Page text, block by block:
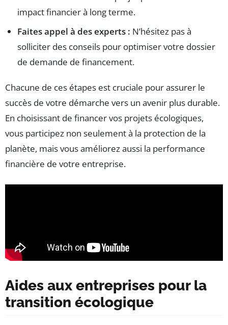
impact financier à long terme.
Faites appel à des experts : N’hésitez pas à
solliciter des conseils pour optimiser votre dossier
de demande de financement.
Chacune de ces étapes est cruciale pour assurer le
succès de votre démarche vers un avenir plus durable.
En choisissant de financer vos projets écologiques,
vous participez non seulement à la protection de la
planète, mais vous améliorez aussi la performance
financière de votre entreprise.
Aides aux entreprises pour la
transition écologique